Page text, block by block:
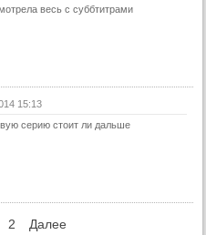
весь с суббтитрами
15:13
серию стоит ли дальше
2 Далее